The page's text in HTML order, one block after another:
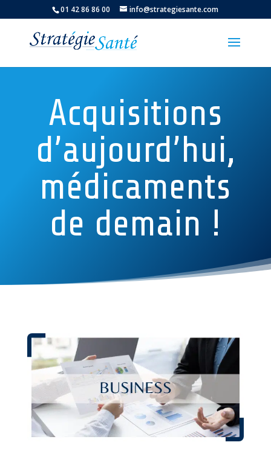
01 42 86 86 00 info@strategiesante.com
Acquisitions
d’aujourd’hui,
médicaments
de demain !